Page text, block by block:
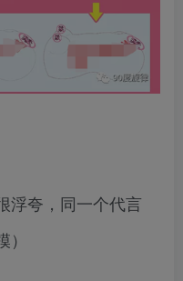
浮夸，同一个代言